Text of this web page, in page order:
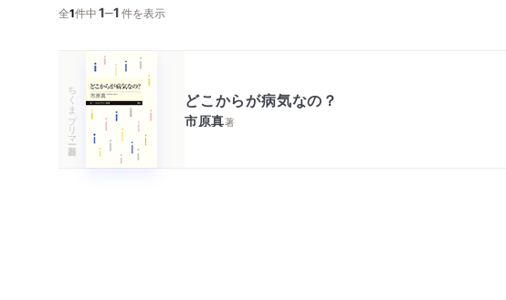
全1件中1─1件を表示
ちくまプリマー新書 どこからが病気なの？
市原真著